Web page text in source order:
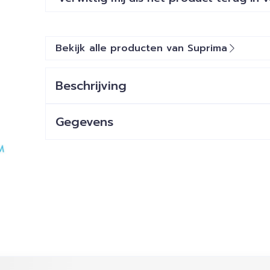
Bekijk alle producten van Suprima
Beschrijving
Gegevens